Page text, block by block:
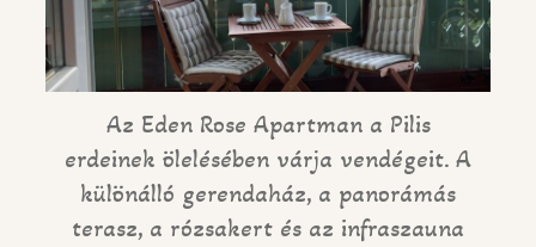
Az Eden Rose Apartman a Pilis
erdeinek ölelésében várja vendégeit. A
különálló gerendaház, a panorámás
terasz, a rózsakert és az infraszauna